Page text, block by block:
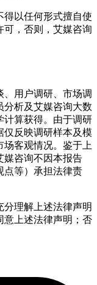
得以任何形式擅自使
可，否则，艾媒咨询
用户调研、市场调
分析及艾媒咨询大数
计算获得。由于调研
仅反映调研样本及模
客观情况。鉴于上
媒咨询不因本报告
点等）承担法律责
分理解上述法律声明
意上述法律声明；否